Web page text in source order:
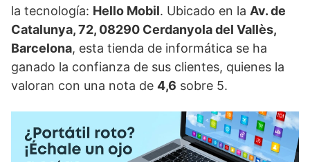
la tecnología: Hello Mobil. Ubicado en la Av. de
Catalunya, 72, 08290 Cerdanyola del Vallès,
Barcelona, esta tienda de informática se ha
ganado la confianza de sus clientes, quienes la
valoran con una nota de 4,6 sobre 5.